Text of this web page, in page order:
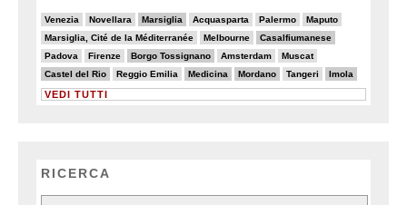
Venezia
4/20 Novellara
4/20 Marsiglia
6/20 Acquasparta
3/20 Palermo
2/20 Maputo
4/20
Marsiglia, Cité de la Méditerranée
2/20 Melbourne
5/20 Casalfiumanese
6/20
Padova
2/20 Firenze
2/20 Borgo Tossignano
6/20 Amsterdam
3/20 Muscat
3/20
Castel del Rio
6/20 Reggio Emilia
2/20 Medicina
6/20 Mordano
6/20 Tangeri
2/20 Imola
6/20
VEDI TUTTI
RICERCA